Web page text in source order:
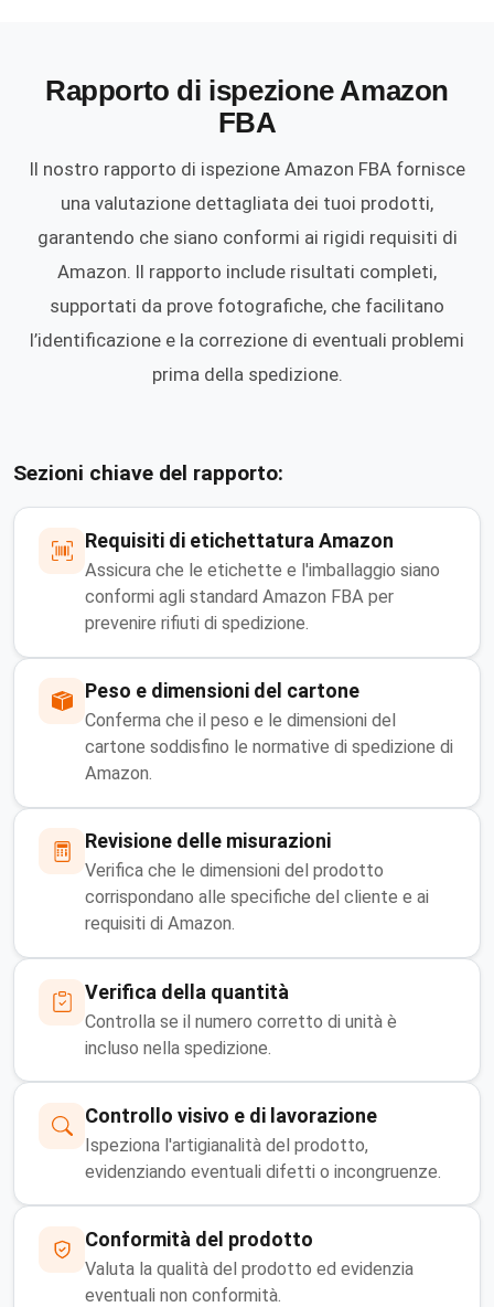
Rapporto di ispezione Amazon
FBA
Il nostro rapporto di ispezione Amazon FBA fornisce
una valutazione dettagliata dei tuoi prodotti,
garantendo che siano conformi ai rigidi requisiti di
Amazon. Il rapporto include risultati completi,
supportati da prove fotografiche, che facilitano
l’identificazione e la correzione di eventuali problemi
prima della spedizione.
Sezioni chiave del rapporto:
Requisiti di etichettatura Amazon
Assicura che le etichette e l'imballaggio siano
conformi agli standard Amazon FBA per
prevenire rifiuti di spedizione.
Peso e dimensioni del cartone
Conferma che il peso e le dimensioni del
cartone soddisfino le normative di spedizione di
Amazon.
Revisione delle misurazioni
Verifica che le dimensioni del prodotto
corrispondano alle specifiche del cliente e ai
requisiti di Amazon.
Verifica della quantità
Controlla se il numero corretto di unità è
incluso nella spedizione.
Controllo visivo e di lavorazione
Ispeziona l'artigianalità del prodotto,
evidenziando eventuali difetti o incongruenze.
Conformità del prodotto
Valuta la qualità del prodotto ed evidenzia
eventuali non conformità.